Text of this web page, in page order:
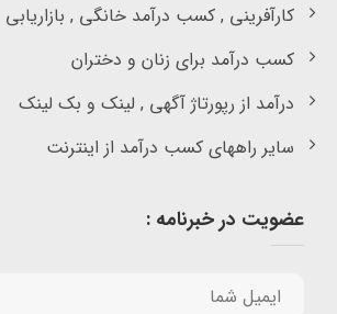
کارآفرینی , کسب درآمد خانگی , بازاریابی
کسب درآمد برای زنان و دختران
درآمد از رپورتاژ آگهی , لینک و بک لینک
سایر راههای کسب درآمد از اینترنت
عضویت در خبرنامه :